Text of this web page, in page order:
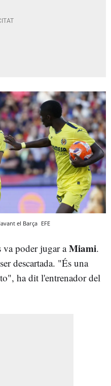
el Barça EFE
poder jugar aMiami.
descartada. "És una
ha dit l'entrenador del